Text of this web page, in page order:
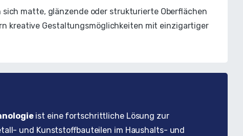
matte, glänzende oder strukturierte Oberflächen
kreative Gestaltungsmöglichkeiten mit einzigartiger
ist eine fortschrittliche Lösung zur
und Kunststoffbauteilen im Haushalts- und